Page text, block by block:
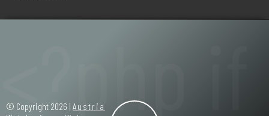
© Copyright 2026 | Austria